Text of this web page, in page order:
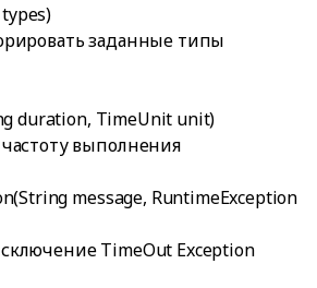
types)
заданные типы
duration, TimeUnit unit)
частоту выполнения
message, RuntimeException
TimeOut Exception